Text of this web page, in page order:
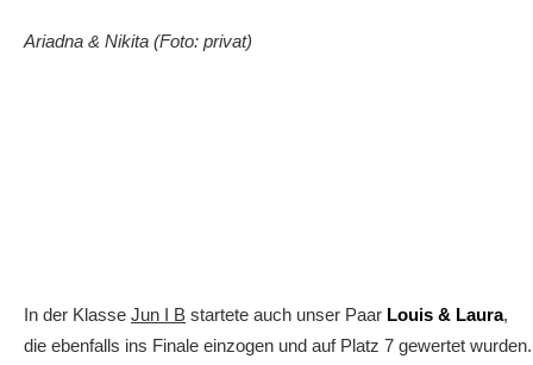
Ariadna & Nikita (Foto: privat)
In der Klasse Jun I B startete auch unser Paar Louis & Laura,
die ebenfalls ins Finale einzogen und auf Platz 7 gewertet wurden.